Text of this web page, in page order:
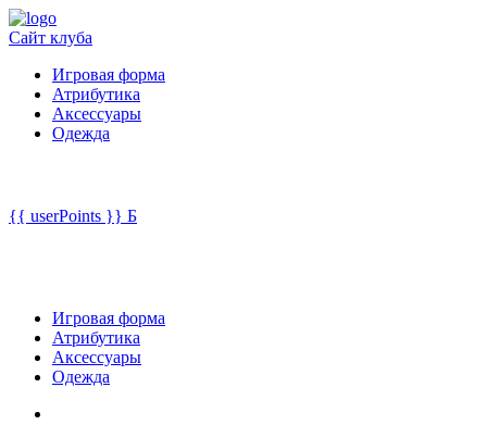
Сайт клуба
Игровая форма
Атрибутика
Аксессуары
Одежда
{{ userPoints }} Б
Игровая форма
Атрибутика
Аксессуары
Одежда